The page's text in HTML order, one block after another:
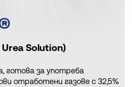
Solution)
готова за употреба
отработени газове с 32,5%